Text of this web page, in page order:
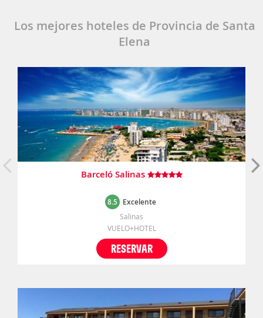
Los mejores hoteles de Provincia de Santa
Elena
Barceló Salinas
8.5 Excelente
Salinas
VUELO+HOTEL
RESERVAR